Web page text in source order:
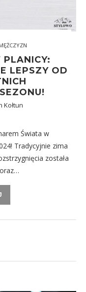
PLANICY:
LEPSZY OD
Kołtun
Świata w
Tradycyjnie zima
została